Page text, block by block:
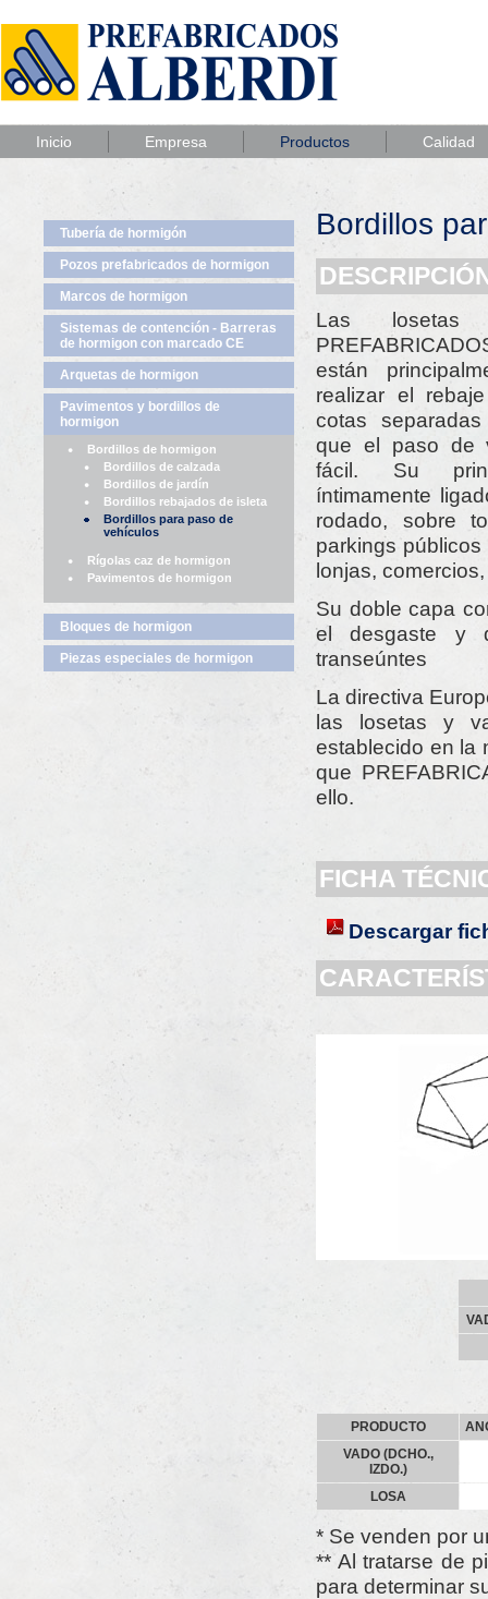
Inicio Empresa Productos Calidad
Tubería de hormigón
Pozos prefabricados de hormigon
Marcos de hormigon
Sistemas de contención - Barreras
de hormigon con marcado CE
Arquetas de hormigon
Pavimentos y bordillos de
hormigon
Bordillos de hormigon
Bordillos de calzada
Bordillos de jardín
Bordillos rebajados de isleta
Bordillos para paso de
vehículos
Rígolas caz de hormigon
Pavimentos de hormigon
Bloques de hormigon
Piezas especiales de hormigon
Bordillos
Las
están
realizar el
cotas
que el paso de
fácil. Su
íntimamente
rodado, sobre
parkings
lonjas,
Su doble capa
el desgaste y
transeúntes
La directiva
las losetas y
establecido en la
que
ello.
FICHA
Descargar
PRODUCTO
VADO (DCHO.,
IZDO.)
LOSA
* Se venden por
** Al tratarse de
para determinar